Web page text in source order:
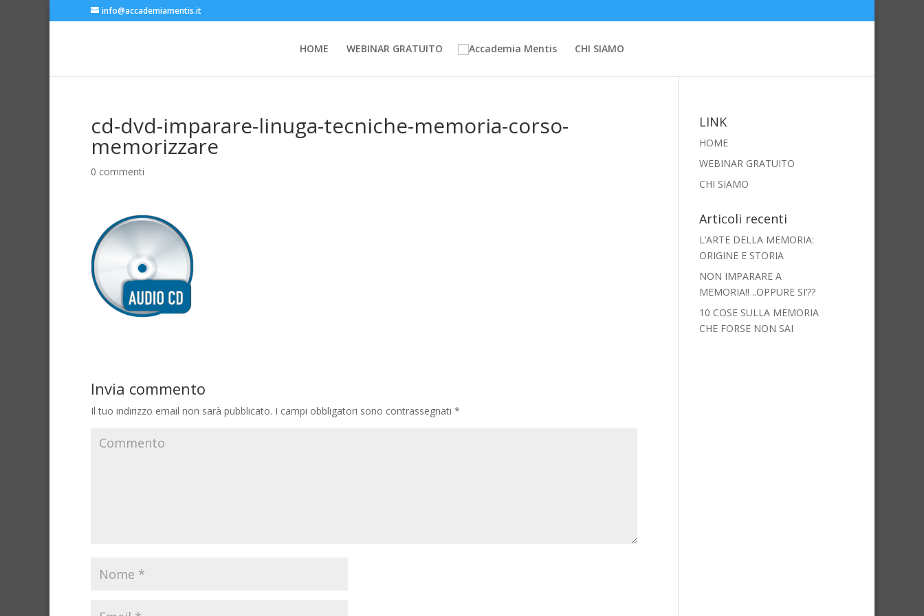
info@accademiamentis.it
HOME WEBINAR GRATUITO CHI SIAMO
cd-dvd-imparare-linuga-tecniche-memoria-corso-
memorizzare
0 commenti
Invia commento
Il tuo indirizzo email non sarà pubblicato. I campi obbligatori sono contrassegnati *
LINK
HOME
WEBINAR GRATUITO
CHI SIAMO
Articoli recenti
L’ARTE DELLA MEMORIA:
ORIGINE E STORIA
NON IMPARARE A
MEMORIA!! ..OPPURE SI’??
10 COSE SULLA MEMORIA
CHE FORSE NON SAI